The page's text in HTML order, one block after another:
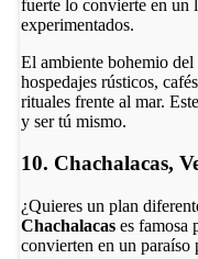
fuerte lo convierte en un
experimentados.
El ambiente bohemio
hospedajes rústicos,
rituales frente al mar.
y ser tú mismo.
10. Chachalacas,
¿Quieres un plan
Chachalacases famosa
convierten en un paraíso